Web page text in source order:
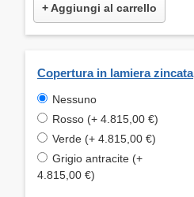
+ Aggiungi al carrello
Copertura in lamiera zincata
Nessuno
Rosso (+ 4.815,00 €)
Verde (+ 4.815,00 €)
Grigio antracite (+
4.815,00 €)